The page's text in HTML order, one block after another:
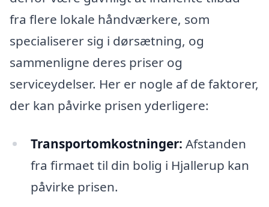
fra flere lokale håndværkere, som
specialiserer sig i dørsætning, og
sammenligne deres priser og
serviceydelser. Her er nogle af de faktorer,
der kan påvirke prisen yderligere:
Transportomkostninger: Afstanden
fra firmaet til din bolig i Hjallerup kan
påvirke prisen.